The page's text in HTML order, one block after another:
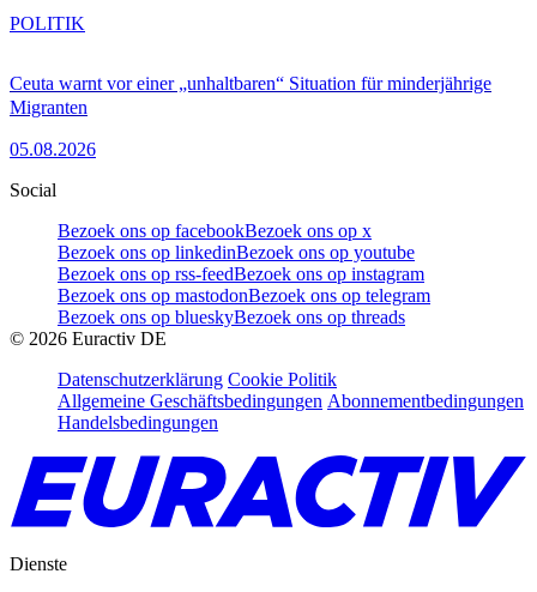
Ceuta warnt vor einer „unhaltbaren“ Situation für minderjährige
Migranten
05.08.2026
POLITIK
Social
Bezoek ons op facebookBezoek ons op x
Bezoek ons op linkedinBezoek ons op youtube
Bezoek ons op rss-feedBezoek ons op instagram
Bezoek ons op mastodonBezoek ons op telegram
Bezoek ons op blueskyBezoek ons op threads
© 2026 Euractiv DE
Datenschutzerklärung Cookie Politik
Allgemeine Geschäftsbedingungen Abonnementbedingungen
Handelsbedingungen
Dienste